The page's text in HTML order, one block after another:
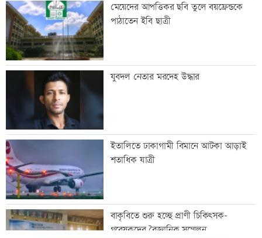
মেয়েদের আপত্তিকর ছবি তুলে বয়ফ্রেন্ডকে
পাঠাতেন ইবি ছাত্রী
যুবদল নেতার মরদেহ উদ্ধার
ইতালিতে ঢাকাগামী বিমানে আটকা আড়াই
শতাধিক যাত্রী
বাকৃবিতে শুরু হচ্ছে প্রাণী চিকিৎসক-
গবেষকদের বৈজ্ঞানিক সম্মেলন